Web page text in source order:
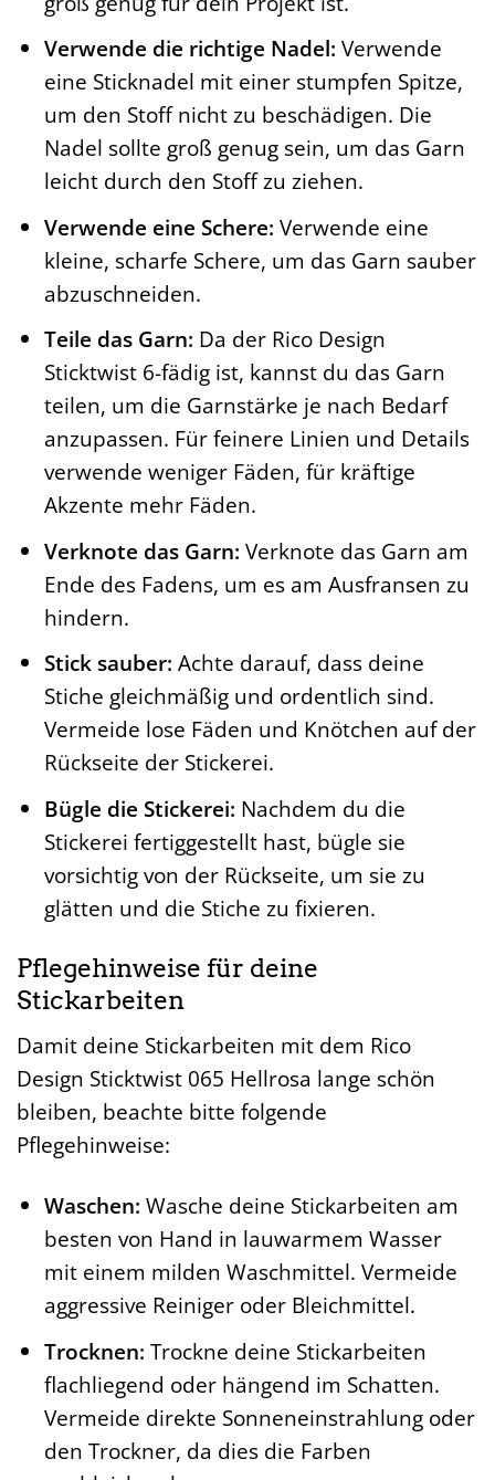
Verwende die richtige Nadel: Verwende
eine Sticknadel mit einer stumpfen Spitze,
um den Stoff nicht zu beschädigen. Die
Nadel sollte groß genug sein, um das Garn
leicht durch den Stoff zu ziehen.
Verwende eine Schere: Verwende eine
kleine, scharfe Schere, um das Garn sauber
abzuschneiden.
Teile das Garn: Da der Rico Design
Sticktwist 6-fädig ist, kannst du das Garn
teilen, um die Garnstärke je nach Bedarf
anzupassen. Für feinere Linien und Details
verwende weniger Fäden, für kräftige
Akzente mehr Fäden.
Verknote das Garn: Verknote das Garn am
Ende des Fadens, um es am Ausfransen zu
hindern.
Stick sauber: Achte darauf, dass deine
Stiche gleichmäßig und ordentlich sind.
Vermeide lose Fäden und Knötchen auf der
Rückseite der Stickerei.
Bügle die Stickerei: Nachdem du die
Stickerei fertiggestellt hast, bügle sie
vorsichtig von der Rückseite, um sie zu
glätten und die Stiche zu fixieren.
Pflegehinweise für deine
Stickarbeiten
Damit deine Stickarbeiten mit dem Rico
Design Sticktwist 065 Hellrosa lange schön
bleiben, beachte bitte folgende
Pflegehinweise:
Waschen: Wasche deine Stickarbeiten am
besten von Hand in lauwarmem Wasser
mit einem milden Waschmittel. Vermeide
aggressive Reiniger oder Bleichmittel.
Trocknen: Trockne deine Stickarbeiten
flachliegend oder hängend im Schatten.
Vermeide direkte Sonneneinstrahlung oder
den Trockner, da dies die Farben